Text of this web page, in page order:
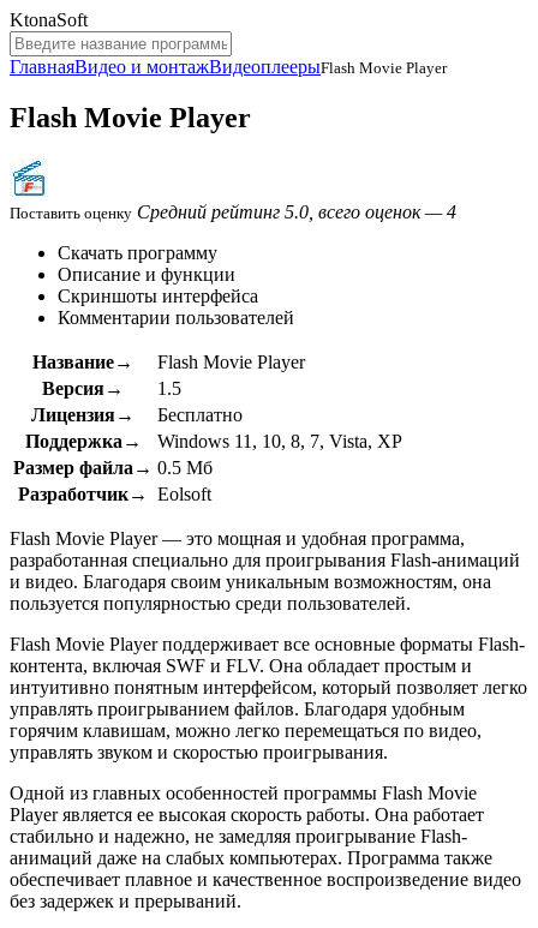
KtonaSoft
ГлавнаяВидео и монтажВидеоплеерыFlash Movie Player
Flash Movie Player
Поставить оценку Средний рейтинг 5.0, всего оценок — 4
Скачать программу
Описание и функции
Скриншоты интерфейса
Комментарии пользователей
Название→
Flash Movie Player
Версия→
1.5
Лицензия→
Бесплатно
Поддержка→
Windows 11, 10, 8, 7, Vista, XP
Размер файла→ 0.5 Мб
Разработчик→
Eolsoft
Flash Movie Player — это мощная и удобная программа,
разработанная специально для проигрывания Flash-анимаций
и видео. Благодаря своим уникальным возможностям, она
пользуется популярностью среди пользователей.
Flash Movie Player поддерживает все основные форматы Flash-
контента, включая SWF и FLV. Она обладает простым и
интуитивно понятным интерфейсом, который позволяет легко
управлять проигрыванием файлов. Благодаря удобным
горячим клавишам, можно легко перемещаться по видео,
управлять звуком и скоростью проигрывания.
Одной из главных особенностей программы Flash Movie
Player является ее высокая скорость работы. Она работает
стабильно и надежно, не замедляя проигрывание Flash-
анимаций даже на слабых компьютерах. Программа также
обеспечивает плавное и качественное воспроизведение видео
без задержек и прерываний.